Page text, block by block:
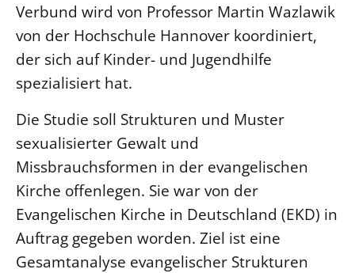
Verbund wird von Professor Martin Wazlawik
von der Hochschule Hannover koordiniert,
der sich auf Kinder- und Jugendhilfe
spezialisiert hat.
Die Studie soll Strukturen und Muster
sexualisierter Gewalt und
Missbrauchsformen in der evangelischen
Kirche offenlegen. Sie war von der
Evangelischen Kirche in Deutschland (EKD) in
Auftrag gegeben worden. Ziel ist eine
Gesamtanalyse evangelischer Strukturen
LANDESSYNODE
27. Landessynode
Kontakt
MITARBEIT
Ehrenamt
Beruf
Freie Stellen
BIBLIOTHEK & ARCHIV